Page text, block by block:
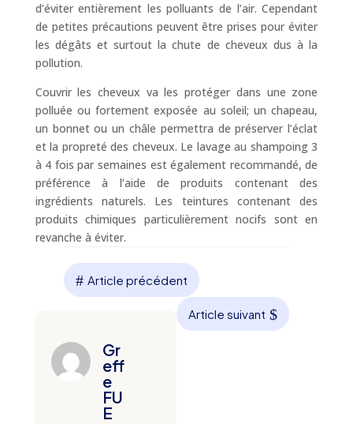
d’éviter entièrement les polluants de l’air. Cependant
de petites précautions peuvent être prises pour éviter
les dégâts et surtout la chute de cheveux dus à la
pollution.
Couvrir les cheveux va les protéger dans une zone
polluée ou fortement exposée au soleil; un chapeau,
un bonnet ou un châle permettra de préserver l’éclat
et la propreté des cheveux. Le lavage au shampoing 3
à 4 fois par semaines est également recommandé, de
préférence à l’aide de produits contenant des
ingrédients naturels. Les teintures contenant des
produits chimiques particulièrement nocifs sont en
revanche à éviter.
# Article précédent
Article suivant $
Gr
eff
e
FU
E